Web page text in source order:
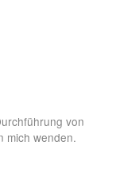
von
mich wenden.